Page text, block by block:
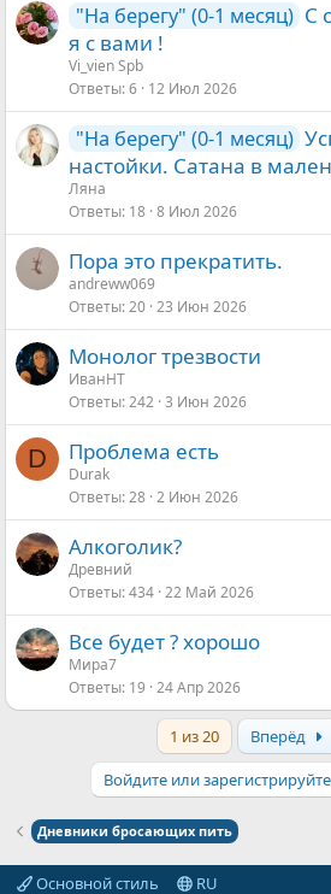
"На берегу" (0-1 месяц) С
я с вами !
Vi_vien Spb
Ответы 6 12 Июл 2026
"На берегу" (0-1 месяц)
настойки. Сатана в
Ляна
Ответы 18 8 Июл 2026
Пора это прекратить.
andreww069
Ответы 20 23 Июн 2026
Монолог трезвости
ИванНТ
Ответы 242 3 Июн 2026
D Проблема есть
Durak
Ответы 28 2 Июн 2026
Алкоголик?
Древний
Ответы 434 22 Май 2026
Все будет ? хорошо
Мира7
Ответы 19 24 Апр 2026
1 из 20 Вперёд
Войдите или
Дневники бросающих пить
Основной стиль RU